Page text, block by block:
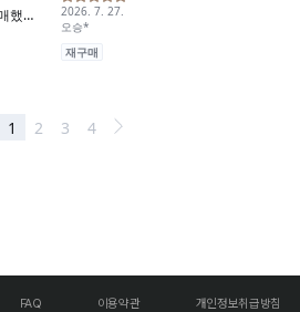
FAQ 이용약관 개인정보취급방침